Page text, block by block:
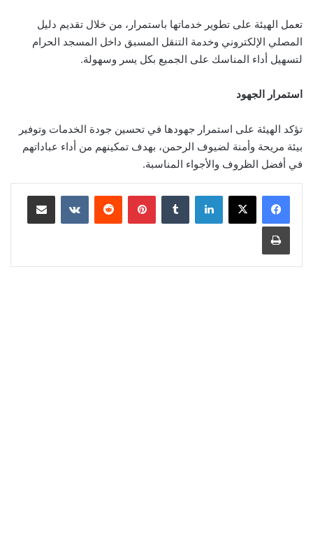
تعمل الهيئة على تطوير خدماتها باستمرار، من خلال تقديم دليل
المصلي الإلكتروني وخدمة التنقل المسبق داخل المسجد الحرام
لتسهيل أداء المناسك على الجميع بكل يسر وسهولة.
استمرار الجهود
تؤكد الهيئة على استمرار جهودها في تحسين جودة الخدمات وتوفير
بيئة مريحة وأمنة لضيوف الرحمن، بهدف تمكينهم من أداء عباداتهم
في أفضل الظروف والأجواء المناسبة.
لينكدإن بينتيريست